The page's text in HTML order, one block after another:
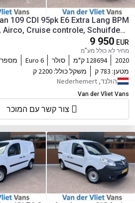
109 CDI 95pk E6 Extra Lang BPM
Cruise controle, Schuifdeur,
Onderhoudshistorie aanwezig
9 950 EUR
מחיר לא כולל מע"מ
2020 128694 ק"מ סולר Euro 6
מטען: 783 ק משקל כולל: 2200 ק
הולנד, Nederhemert
Van der Vliet Vans
צור קשר עם המוכר